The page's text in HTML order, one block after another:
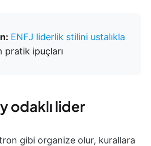
ENFJ liderlik stilini ustalıkla
pratik ipuçları
odaklı lider
gibi organize olur, kurallara